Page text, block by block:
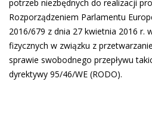
potrzeb niezbędnych do realizacji
Rozporządzeniem Parlamentu
2016/679 z dnia 27 kwietnia 2016 r.
fizycznych w związku z
sprawie swobodnego przepływu
dyrektywy 95/46/WE (RODO).